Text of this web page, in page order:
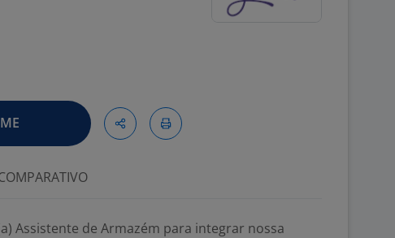
Assistente de Armazém para integrar nossa